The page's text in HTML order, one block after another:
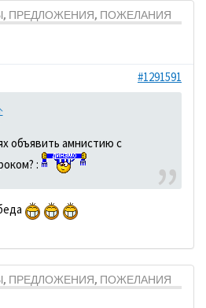
ПРЕДЛОЖЕНИЯ, ПОЖЕЛАНИЯ
#1291591
объявить амнистию с
:
ПРЕДЛОЖЕНИЯ, ПОЖЕЛАНИЯ